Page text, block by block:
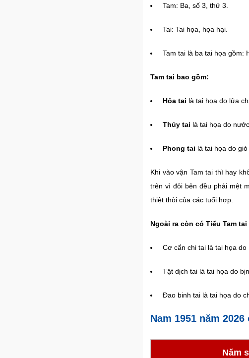
Tam: Ba, số 3, thứ 3.
Tai: Tai họa, họa hại.
Tam tai là ba tai họa gồm:
Tam tai bao gồm:
Hỏa tai là tai họa do lửa
Thủy tai là tai họa do
Phong tai là tai họa do
Khi vào vận Tam tai thì hay
trên vì đôi bên đều phải mệt
thiệt thòi của các tuổi hợp.
Ngoài ra còn có Tiểu Tam
Cơ cẩn chi tai là tai họa do
Tật dịch tai là tai họa do
Đao binh tai là tai họa do
Nam 1951 năm
Năm